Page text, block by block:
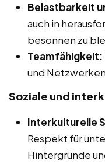
Belastbarkeit
auch in
besonnen zu
Teamfähigkeit:
und
Soziale und
Interkulturelle
Respekt für
Hintergründe